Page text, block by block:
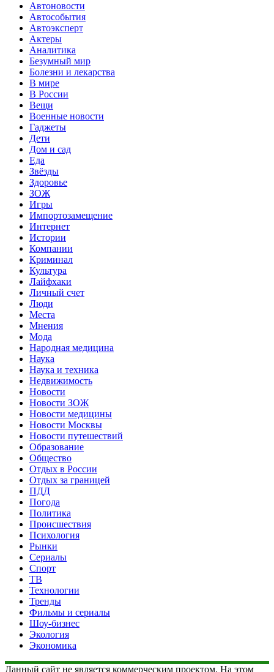
Автоновости
Автособытия
Автоэксперт
Актеры
Аналитика
Безумный мир
Болезни и лекарства
В мире
В России
Вещи
Военные новости
Гаджеты
Дети
Дом и сад
Еда
Звёзды
Здоровье
ЗОЖ
Игры
Импортозамещение
Интернет
Истории
Компании
Криминал
Культура
Лайфхаки
Личный счет
Люди
Места
Мнения
Мода
Народная медицина
Наука
Наука и техника
Недвижимость
Новости
Новости ЗОЖ
Новости медицины
Новости Москвы
Новости путешествий
Образование
Общество
Отдых в России
Отдых за границей
ПДД
Погода
Политика
Происшествия
Психология
Рынки
Сериалы
Спорт
ТВ
Технологии
Тренды
Фильмы и сериалы
Шоу-бизнес
Экология
Экономика
Данный сайт не является коммерческим проектом. На этом